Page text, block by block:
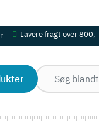
Lavere fragt over 800,-